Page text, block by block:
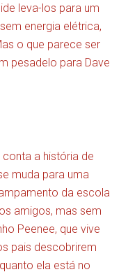
leva-los para um
energia elétrica,
o que parece ser
pesadelo para Dave
a história de
muda para uma
da escola
amigos, mas sem
Peenee, que vive
pais descobrirem
ela está no